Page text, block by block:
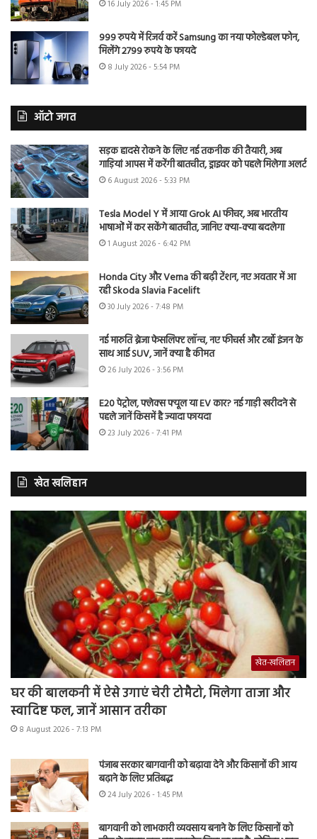
16 July 2026 - 1:45 PM
999 रुपये में रिजर्व करें Samsung का नया फोल्डेबल फोन,
मिलेंगे 2799 रुपये के फायदे
8 July 2026 - 5:54 PM
ऑटो जगत
सड़क हादसे रोकने के लिए नई तकनीक की तैयारी, अब
गाड़ियां आपस में करेंगी बातचीत, ड्राइवर को पहले मिलेगा अलर्ट
6 August 2026 - 5:33 PM
Tesla Model Y में आया Grok AI फीचर, अब भारतीय
भाषाओं में कर सकेंगे बातचीत, जानिए क्या-क्या बदलेगा
1 August 2026 - 6:42 PM
Honda City और Verna की बढ़ी टेंशन, नए अवतार में आ
रही Skoda Slavia Facelift
30 July 2026 - 7:48 PM
नई मारुति ब्रेजा फेसलिफ्ट लॉन्च, नए फीचर्स और टर्बो इंजन के
साथ आई SUV, जानें क्या है कीमत
26 July 2026 - 3:56 PM
E20 पेट्रोल, फ्लेक्स फ्यूल या EV कार? नई गाड़ी खरीदने से
पहले जानें किसमें है ज्यादा फायदा
23 July 2026 - 7:41 PM
खेत खलिहान
खेत-खलिहान
घर की बालकनी में ऐसे उगाएं चेरी टोमैटो, मिलेगा ताजा और
स्वादिष्ट फल, जानें आसान तरीका
8 August 2026 - 7:13 PM
पंजाब सरकार बागवानी को बढ़ावा देने और किसानों की आय
बढ़ाने के लिए प्रतिबद्ध
24 July 2026 - 1:45 PM
बागवानी को लाभकारी व्यवसाय बनाने के लिए किसानों को